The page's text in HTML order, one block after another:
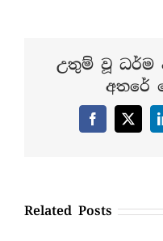
උතුම් වූ ධර්ම
අතරේ
Facebook
X
Related Posts